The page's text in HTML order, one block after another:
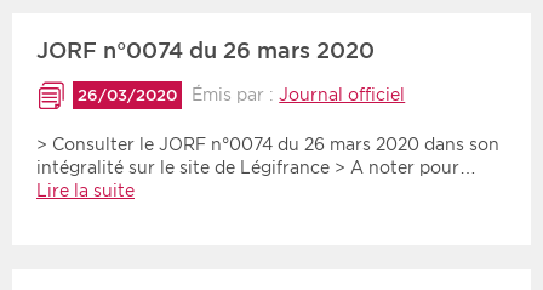
JORF n°0074 du 26 mars 2020
26/03/2020 Émis par :Journal officiel
> Consulter le JORF n°0074 du 26 mars 2020 dans son
intégralité sur le site de Légifrance > A noter pour…
Lire la suite